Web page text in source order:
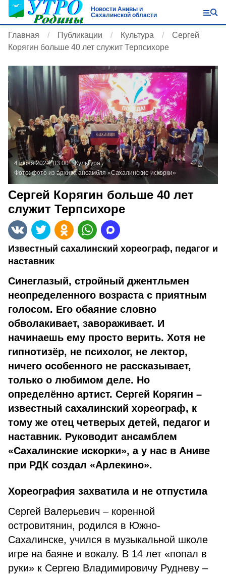
Новости Анивы и
Сахалинской области
Главная Публикации Культура
Сергей
Корягин больше 40 лет служит Терпсихоре
4 июня 2023, 03:00
Культура
Фото:фото из архива ансамбля «Сахалинские искорки»
Сергей Корягин больше 40 лет
служит Терпсихоре
Известный сахалинский хореограф, педагог и
наставник
Синеглазый, стройный джентльмен
неопределенного возрас­та с приятным
голосом. Его обаяние словно
обволакивает, заво­раживает. И
начинаешь ему просто верить. Хотя не
гипнотизёр, не психолог, не лектор,
ничего особенного не рассказывает,
толь­ко о любимом деле. Но
определённо артист. Сергей Корягин –
из­вестный сахалинский хореограф, к
тому же отец четверых детей, педагог и
наставник. Руководит ансамблем
«Сахалинские искор­ки», а у нас в Аниве
при РДК создал «Арлекино».
Хореография захватила и не отпустила
Сергей Валерьевич – корен­ной
островитянин, родился в Юж­но-
Сахалинске, учился в музы­кальной школе
игре на баяне и вокалу. В 14 лет «попал в
руки» к Сергею Владимировичу Рудне­ву –